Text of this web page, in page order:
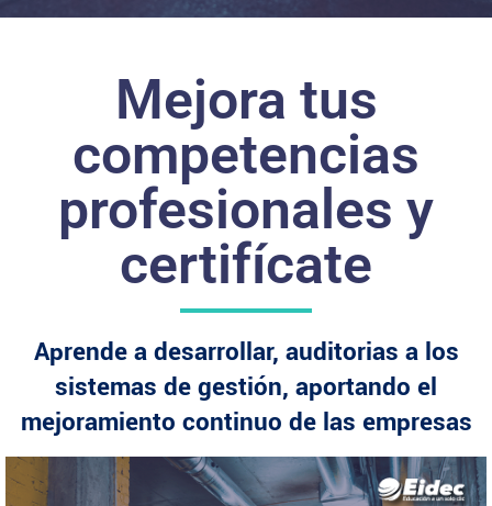
Mejora tus
competencias
profesionales y
certifícate
Aprende a desarrollar, auditorias a los
sistemas de gestión, aportando el
mejoramiento continuo de las empresas